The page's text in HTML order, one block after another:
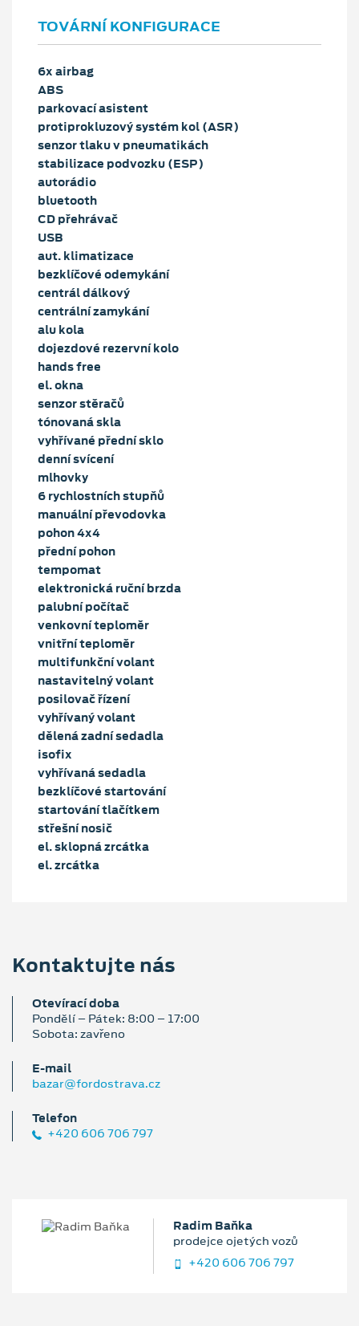
TOVÁRNÍ KONFIGURACE
6x airbag
ABS
parkovací asistent
protiprokluzový systém kol (ASR)
senzor tlaku v pneumatikách
stabilizace podvozku (ESP)
autorádio
bluetooth
CD přehrávač
USB
aut. klimatizace
bezklíčové odemykání
centrál dálkový
centrální zamykání
alu kola
dojezdové rezervní kolo
hands free
el. okna
senzor stěračů
tónovaná skla
vyhřívané přední sklo
denní svícení
mlhovky
6 rychlostních stupňů
manuální převodovka
pohon 4x4
přední pohon
tempomat
elektronická ruční brzda
palubní počítač
venkovní teploměr
vnitřní teploměr
multifunkční volant
nastavitelný volant
posilovač řízení
vyhřívaný volant
dělená zadní sedadla
isofix
vyhřívaná sedadla
bezklíčové startování
startování tlačítkem
střešní nosič
el. sklopná zrcátka
el. zrcátka
Kontaktujte nás
Otevírací doba
Pondělí – Pátek: 8:00 – 17:00
Sobota: zavřeno
E‑mail
bazar@fordostrava.cz
Telefon
+420 606 706 797
Radim Baňka
prodejce ojetých vozů
+420 606 706 797